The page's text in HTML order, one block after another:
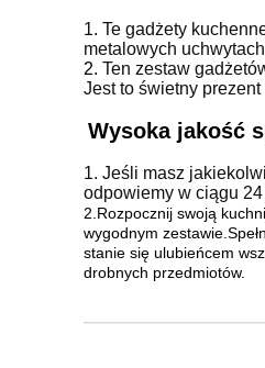
1. Te gadżety
metalowych
2. Ten zestaw
Jest to świetny
Wysoka jakość
1. Jeśli masz
odpowiemy w ciągu
2. Rozpocznij swoją
wygodnym
stanie się ulubieńcem
drobnych przedmiotów.